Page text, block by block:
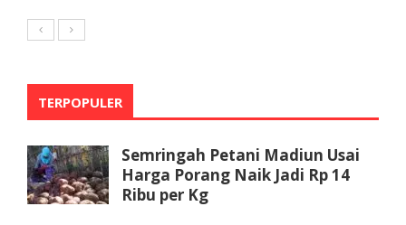
TERPOPULER
Semringah Petani Madiun Usai
Harga Porang Naik Jadi Rp 14
Ribu per Kg